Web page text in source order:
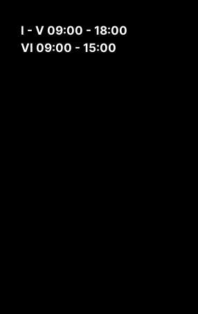
I - V 09:00 - 18:00
VI 09:00 - 15:00